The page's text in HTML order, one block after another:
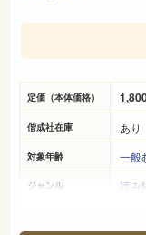
定価（本体価格）
偕成社在庫 あり
対象年齢 一般
ジャンル 読み